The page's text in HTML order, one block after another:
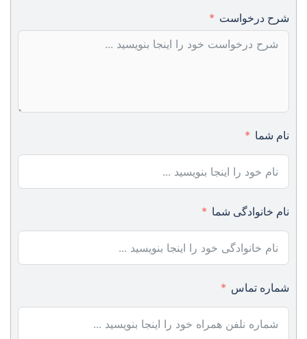
شرح درخواست
نام شما
نام خانوادگی شما
شماره تماس